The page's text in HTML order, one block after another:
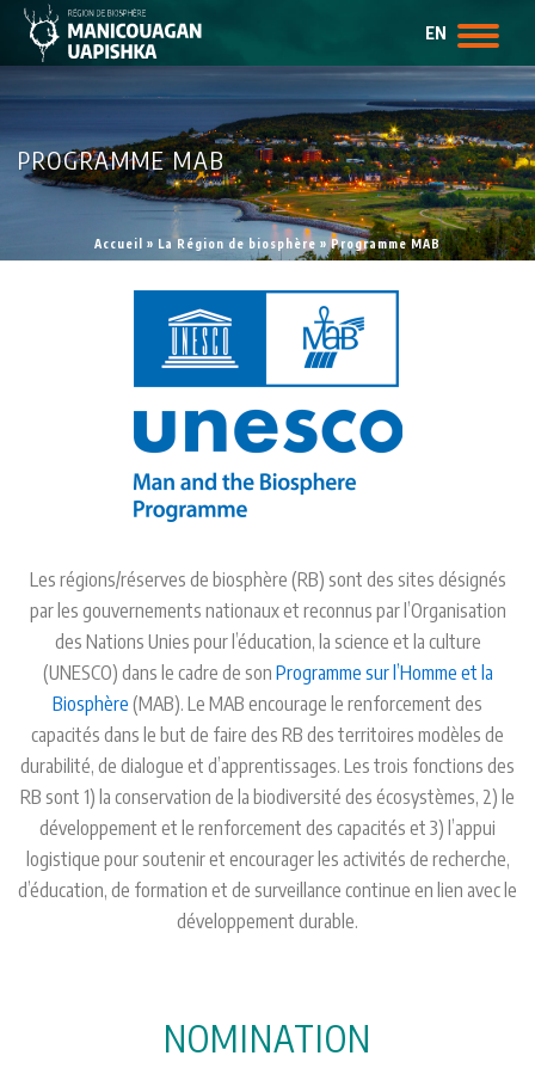
EN
PROGRAMME MAB
Accueil » La Région de biosphère » Programme MAB
Les régions/réserves de biosphère (RB) sont des sites désignés
par les gouvernements nationaux et reconnus par l’Organisation
des Nations Unies pour l’éducation, la science et la culture
(UNESCO) dans le cadre de son Programme sur l’Homme et la
Biosphère (MAB). Le MAB encourage le renforcement des
capacités dans le but de faire des RB des territoires modèles de
durabilité, de dialogue et d’apprentissages. Les trois fonctions des
RB sont 1) la conservation de la biodiversité des écosystèmes, 2) le
développement et le renforcement des capacités et 3) l’appui
logistique pour soutenir et encourager les activités de recherche,
d’éducation, de formation et de surveillance continue en lien avec le
développement durable.
NOMINATION